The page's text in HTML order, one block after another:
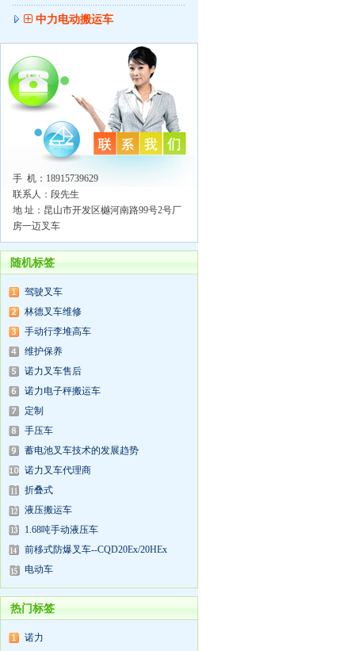
中力电动搬运车
手 机：18915739629
联系人：段先生
地 址：昆山市开发区樾河南路99号2号厂
房一迈叉车
随机标签
驾驶叉车
林德叉车维修
手动行李堆高车
维护保养
诺力叉车售后
诺力电子秤搬运车
定制
手压车
蓄电池叉车技术的发展趋势
诺力叉车代理商
折叠式
液压搬运车
1.68吨手动液压车
前移式防爆叉车--CQD20Ex/20HEx
电动车
热门标签
诺力